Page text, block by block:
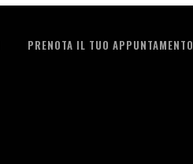
PRENOTA IL TUO APPUNTAMENTO